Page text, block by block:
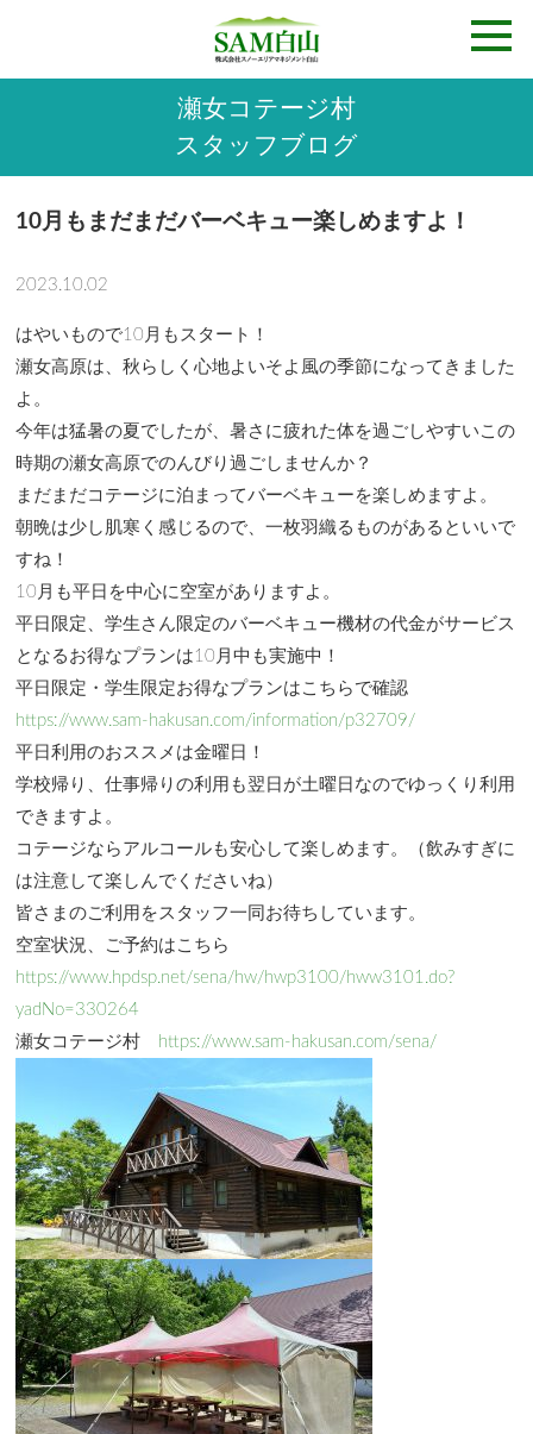
瀬女コテージ村
スタッフブログ
10月もまだまだバーベキュー楽しめますよ！
2023.10.02
はやいもので10月もスタート！
瀬女高原は、秋らしく心地よいそよ風の季節になってきました
よ。
今年は猛暑の夏でしたが、暑さに疲れた体を過ごしやすいこの
時期の瀬女高原でのんびり過ごしませんか？
まだまだコテージに泊まってバーベキューを楽しめますよ。
朝晩は少し肌寒く感じるので、一枚羽織るものがあるといいで
すね！
10月も平日を中心に空室がありますよ。
平日限定、学生さん限定のバーベキュー機材の代金がサービス
となるお得なプランは10月中も実施中！
平日限定・学生限定お得なプランはこちらで確認
https://www.sam-hakusan.com/information/p32709/
平日利用のおススメは金曜日！
学校帰り、仕事帰りの利用も翌日が土曜日なのでゆっくり利用
できますよ。
コテージならアルコールも安心して楽しめます。（飲みすぎに
は注意して楽しんでくださいね）
皆さまのご利用をスタッフ一同お待ちしています。
空室状況、ご予約はこちら
https://www.hpdsp.net/sena/hw/hwp3100/hww3101.do?
yadNo=330264
瀬女コテージ村 https://www.sam-hakusan.com/sena/